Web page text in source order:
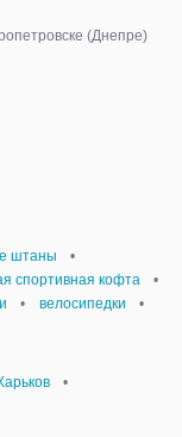
(Днепре)
штаны
•
спортивная кофта
•
• велосипедки
•
•